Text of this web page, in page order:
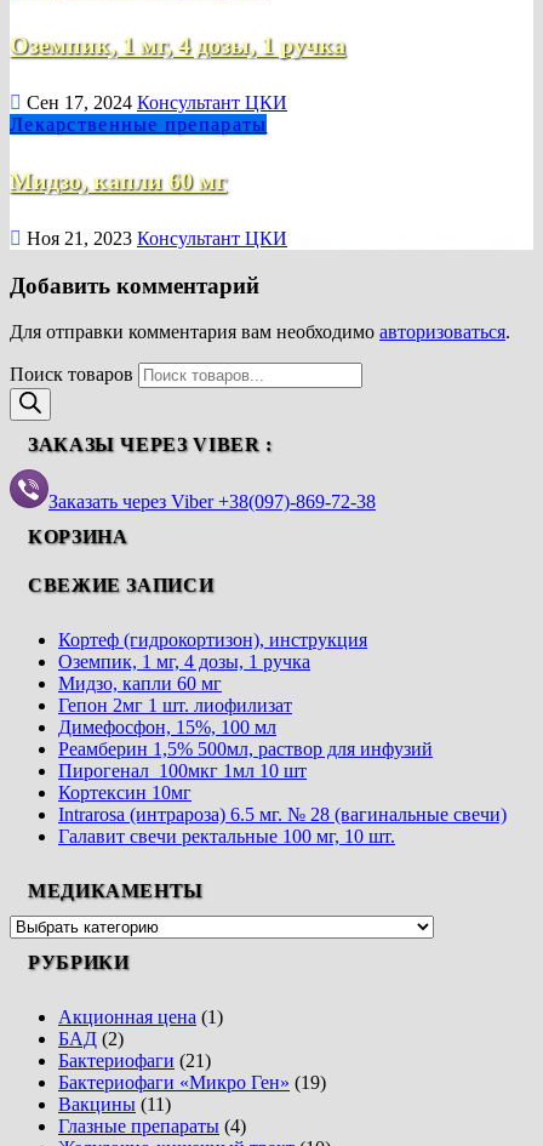
Оземпик, 1 мг, 4 дозы, 1 ручка
Сен 17, 2024 Консультант ЦКИ
Лекарственные препараты
Мидзо, капли 60 мг
Ноя 21, 2023 Консультант ЦКИ
Добавить комментарий
Для отправки комментария вам необходимо авторизоваться.
Поиск товаров
ЗАКАЗЫ ЧЕРЕЗ VIBER :
Заказать через Viber +38(097)-869-72-38
КОРЗИНА
СВЕЖИЕ ЗАПИСИ
Кортеф (гидрокортизон), инструкция
Оземпик, 1 мг, 4 дозы, 1 ручка
Мидзо, капли 60 мг
Гепон 2мг 1 шт. лиофилизат
Димефосфон, 15%, 100 мл
Реамберин 1,5% 500мл, раствор для инфузий
Пирогенал 100мкг 1мл 10 шт
Кортексин 10мг
Intrarosa (интрароза) 6.5 мг. № 28 (вагинальные свечи)
Галавит свечи ректальные 100 мг, 10 шт.
МЕДИКАМЕНТЫ
РУБРИКИ
Акционная цена (1)
БАД (2)
Бактериофаги (21)
Бактериофаги «Микро Ген» (19)
Вакцины (11)
Глазные препараты (4)